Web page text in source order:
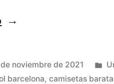
«Club
Brown»
de noviembre de 2021
barcelona,camisetas